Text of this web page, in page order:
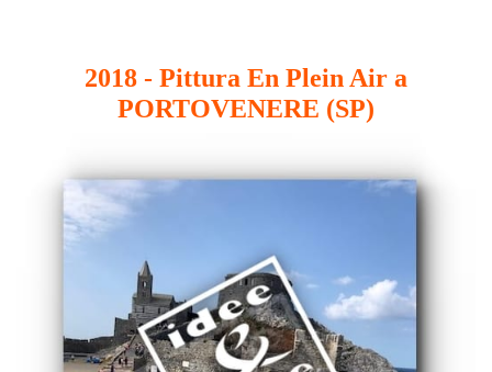
2018 - Pittura En Plein Air a
PORTOVENERE (SP)